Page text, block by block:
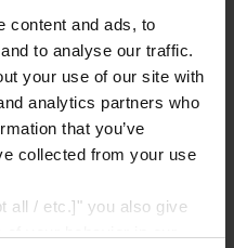
content and ads, to
to analyse our traffic.
your use of our site with
analytics partners who
that you’ve
collected from your use
all / etc.]" you also give
4 bis 10 mm